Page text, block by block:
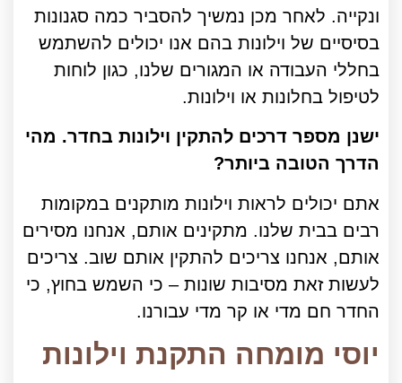
ונקייה. לאחר מכן נמשיך להסביר כמה סגנונות
בסיסיים של וילונות בהם אנו יכולים להשתמש
בחללי העבודה או המגורים שלנו, כגון לוחות
לטיפול בחלונות או וילונות.
ישנן מספר דרכים להתקין וילונות בחדר. מהי
הדרך הטובה ביותר?
אתם יכולים לראות וילונות מותקנים במקומות
רבים בבית שלנו. מתקינים אותם, אנחנו מסירים
אותם, אנחנו צריכים להתקין אותם שוב. צריכים
לעשות זאת מסיבות שונות – כי השמש בחוץ, כי
החדר חם מדי או קר מדי עבורנו.
יוסי מומחה התקנת וילונות